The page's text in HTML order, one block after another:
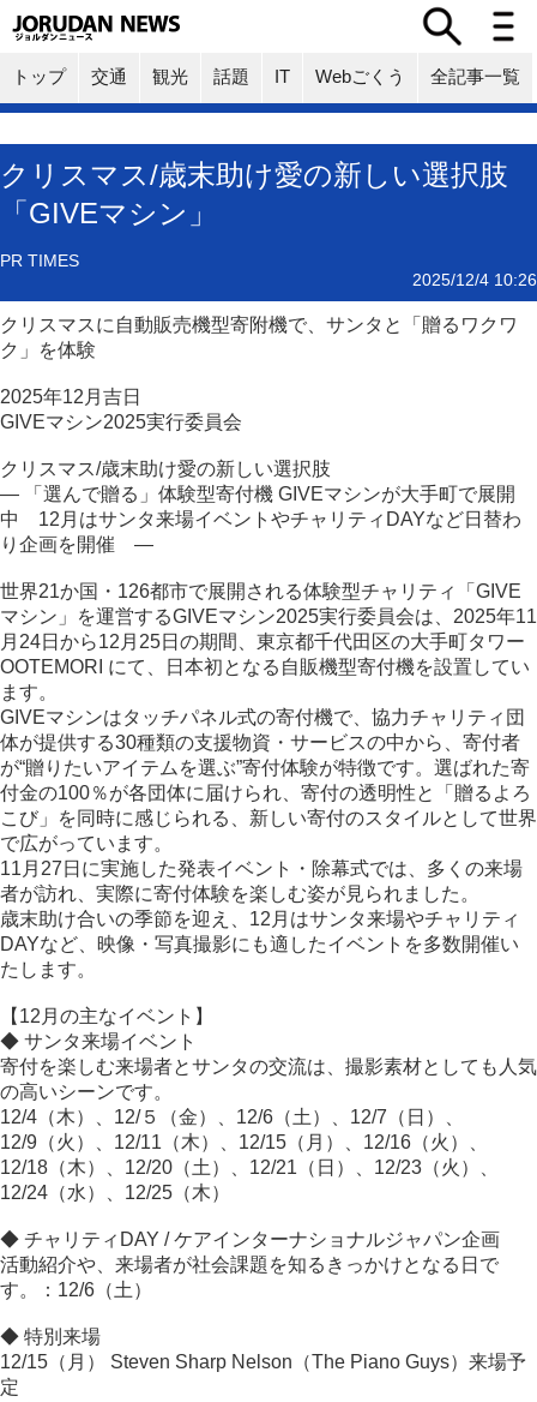
トップ 交通 観光 話題 IT Webごくう 全記事一覧
クリスマス/歳末助け愛の新しい選択肢
「GIVEマシン」
PR TIMES
2025/12/4 10:26
クリスマスに自動販売機型寄附機で、サンタと「贈るワクワ
ク」を体験
2025年12月吉日
GIVEマシン2025実行委員会
クリスマス/歳末助け愛の新しい選択肢
― 「選んで贈る」体験型寄付機 GIVEマシンが大手町で展開
中 12月はサンタ来場イベントやチャリティDAYなど日替わ
り企画を開催 ―
世界21か国・126都市で展開される体験型チャリティ「GIVE
マシン」を運営するGIVEマシン2025実行委員会は、2025年11
月24日から12月25日の期間、東京都千代田区の大手町タワー
OOTEMORI にて、日本初となる自販機型寄付機を設置してい
ます。
GIVEマシンはタッチパネル式の寄付機で、協力チャリティ団
体が提供する30種類の支援物資・サービスの中から、寄付者
が“贈りたいアイテムを選ぶ”寄付体験が特徴です。選ばれた寄
付金の100％が各団体に届けられ、寄付の透明性と「贈るよろ
こび」を同時に感じられる、新しい寄付のスタイルとして世界
で広がっています。
11月27日に実施した発表イベント・除幕式では、多くの来場
者が訪れ、実際に寄付体験を楽しむ姿が見られました。
歳末助け合いの季節を迎え、12月はサンタ来場やチャリティ
DAYなど、映像・写真撮影にも適したイベントを多数開催い
たします。
【12月の主なイベント】
◆ サンタ来場イベント
寄付を楽しむ来場者とサンタの交流は、撮影素材としても人気
の高いシーンです。
12/4（木）、12/５（金）、12/6（土）、12/7（日）、
12/9（火）、12/11（木）、12/15（月）、12/16（火）、
12/18（木）、12/20（土）、12/21（日）、12/23（火）、
12/24（水）、12/25（木）
◆ チャリティDAY / ケアインターナショナルジャパン企画
活動紹介や、来場者が社会課題を知るきっかけとなる日で
す。：12/6（土）
◆ 特別来場
12/15（月） Steven Sharp Nelson（The Piano Guys）来場予
定